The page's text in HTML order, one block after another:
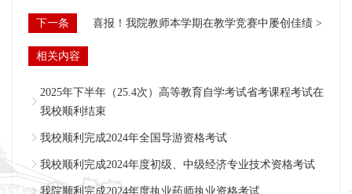
下一条 喜报！我院教师本学期在教学竞赛中屡创佳绩 >
相关内容
2025年下半年（25.4次）高等教育自学考试省考课程考试在
我校顺利结束
我校顺利完成2024年全国导游资格考试
我校顺利完成2024年度初级、中级经济专业技术资格考试
我院顺利完成2024年度执业药师执业资格考试